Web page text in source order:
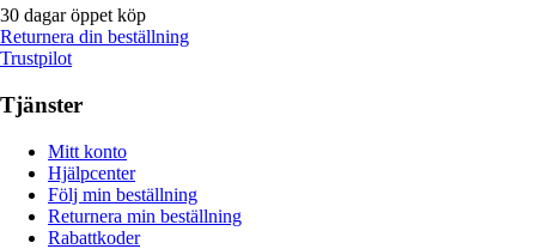
30 dagar öppet köp
Returnera din beställning
Trustpilot
Tjänster
Mitt konto
Hjälpcenter
Följ min beställning
Returnera min beställning
Rabattkoder